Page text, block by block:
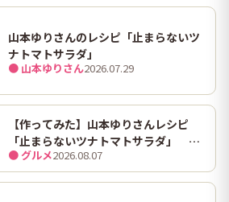
山本ゆりさんのレシピ「止まらないツ
ナトマトサラダ」
● 山本ゆりさん2026.07.29
【作ってみた】山本ゆりさんレシピ
「止まらないツナトマトサラダ」 ホ
ンマにうますぎて止まらん
● グルメ2026.08.07